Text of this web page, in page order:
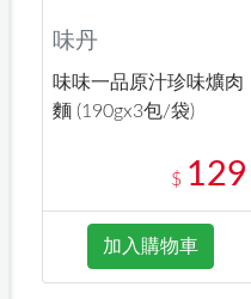
味丹
味味一品原汁珍味爌肉
麵 (190gx3包/袋)
$ 129
加入購物車